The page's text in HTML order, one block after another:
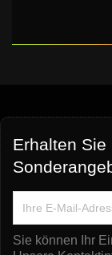
Erhalten
Sie können Ihr